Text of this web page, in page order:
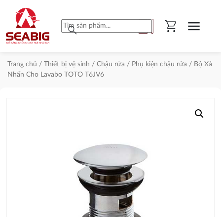
search shopping_cart menu
Trang chủ / Thiết bị vệ sinh / Chậu rửa / Phụ kiện chậu rửa / Bộ Xả
Nhấn Cho Lavabo TOTO T6JV6